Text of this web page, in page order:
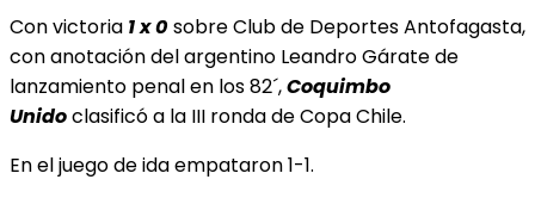
Con victoria 1 x 0 sobre Club de Deportes Antofagasta,
con anotación del argentino Leandro Gárate de
lanzamiento penal en los 82´,Coquimbo
Unidoclasificó a la III ronda de Copa Chile.
En el juego de ida empataron 1-1.